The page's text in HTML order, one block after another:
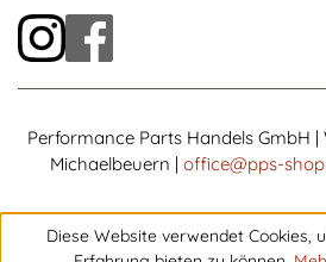
Performance Parts Handels GmbH |
Michaelbeuern | office@pps-
Diese Website verwendet Cookies,